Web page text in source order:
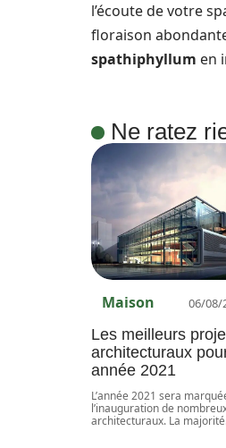
l’écoute de votre
floraison
spathiphyllum en
Ne ratez
Maison 06/08/
Les meilleurs
architecturaux
année 2021
L’année 2021 sera
l’inauguration de
architecturaux. La majorité